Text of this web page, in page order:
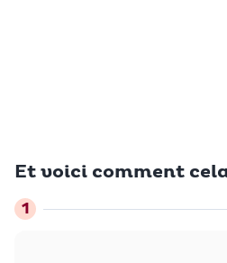
Et voici comment